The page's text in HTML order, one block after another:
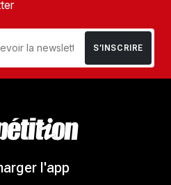
S’INSCRIRE
l'app